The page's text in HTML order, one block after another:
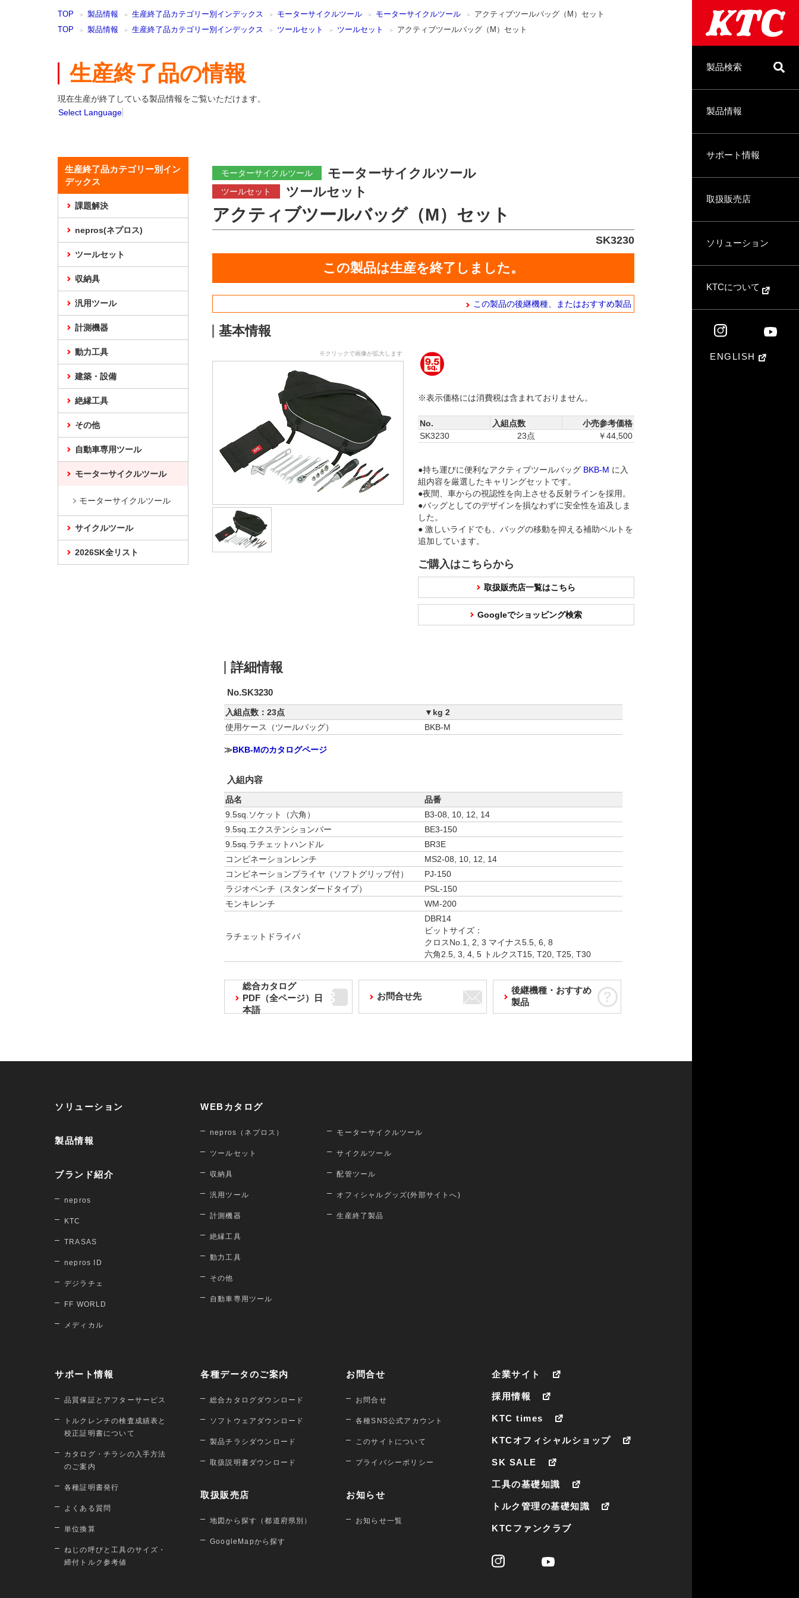
製品検索
製品情報
サポート情報
取扱販売店
ソリューション
KTCについて
ENGLISH
TOP 製品情報 生産終了品カテゴリー別インデックス モーターサイクルツール モーターサイクルツール
アクティブツールバッグ（M）セット
TOP
製品情報 生産終了品カテゴリー別インデックス ツールセット ツールセット アクティブツールバッグ（M）セット
生産終了品の情報
現在生産が終了している製品情報をご覧いただけます。
Select Language
モーターサイクルツール モーターサイクルツール
ツールセット ツールセット
アクティブツールバッグ（M）セット
SK3230
この製品は生産を終了しました。
この製品の後継機種、またはおすすめ製品
基本情報
※クリックで画像が拡大します
※表示価格には消費税は含まれておりません。
No. 入組点数
小売参考価格
SK3230
23点 ￥44,500
●持ち運びに便利なアクティブツールバッグ BKB-M に入
組内容を厳選したキャリングセットです。
●夜間、車からの視認性を向上させる反射ラインを採用。
●バッグとしてのデザインを損なわずに安全性を追及しま
した。
● 激しいライドでも、バッグの移動を抑える補助ベルトを
追加しています。
ご購入はこちらから
取扱販売店一覧はこちら
Googleでショッピング検索
詳細情報
No.SK3230
入組点数：23点
▼kg 2
使用ケース（ツールバッグ）
BKB-M
≫BKB-Mのカタログページ
入組内容
品名
品番
9.5sq.ソケット（六角）
B3-08, 10, 12, 14
9.5sq.エクステンションバー
BE3-150
9.5sq.ラチェットハンドル
BR3E
コンビネーションレンチ
MS2-08, 10, 12, 14
コンビネーションプライヤ（ソフトグリップ付）
PJ-150
ラジオペンチ（スタンダードタイプ）
PSL-150
モンキレンチ
WM-200
ラチェットドライバ
DBR14
ビットサイズ：
クロスNo.1, 2, 3 マイナス5.5, 6, 8
六角2.5, 3, 4, 5 トルクスT15, T20, T25, T30
総合カタログ
PDF（全ページ）日
本語
お問合せ先
後継機種・おすすめ
製品
生産終了品カテゴリー別イン
デックス
課題解決
nepros(ネプロス)
ツールセット
収納具
汎用ツール
計測機器
動力工具
建築・設備
絶縁工具
その他
自動車専用ツール
モーターサイクルツール
モーターサイクルツール
サイクルツール
2026SK全リスト
ソリューション
製品情報
ブランド紹介
nepros
KTC
TRASAS
nepros ID
デジラチェ
FF WORLD
メディカル
WEBカタログ
nepros（ネプロス）
ツールセット
収納具
汎用ツール
計測機器
絶縁工具
動力工具
その他
自動車専用ツール
モーターサイクルツール
サイクルツール
配管ツール
オフィシャルグッズ(外部サイトへ)
生産終了製品
サポート情報
品質保証とアフターサービス
トルクレンチの検査成績表と
校正証明書について
カタログ・チラシの入手方法
のご案内
各種証明書発行
よくある質問
単位換算
ねじの呼びと工具のサイズ・
締付トルク参考値
各種データのご案内
総合カタログダウンロード
ソフトウェアダウンロード
製品チラシダウンロード
取扱説明書ダウンロード
取扱販売店
地図から探す（都道府県別）
GoogleMapから探す
お問合せ
お問合せ
各種SNS公式アカウント
このサイトについて
プライバシーポリシー
お知らせ
お知らせ一覧
企業サイト
採用情報
KTC times
KTCオフィシャルショップ
SK SALE
工具の基礎知識
トルク管理の基礎知識
KTCファンクラブ